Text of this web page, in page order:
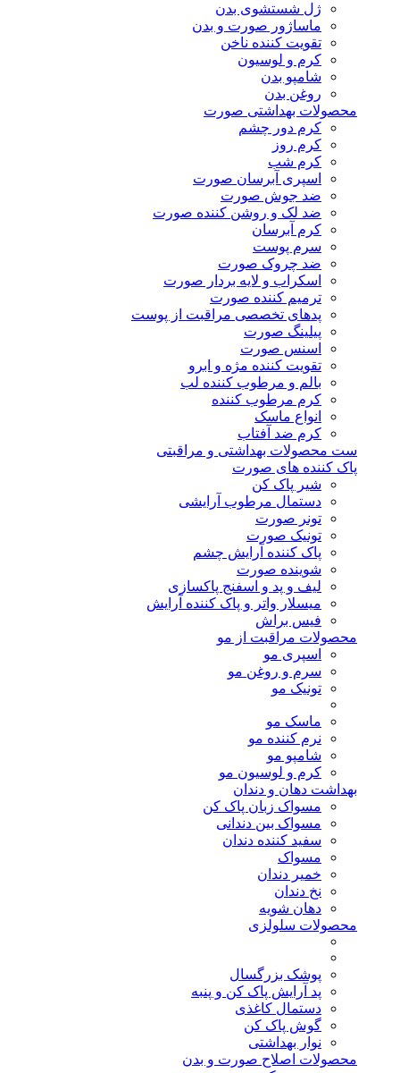
ژل شستشوی بدن
ماساژور صورت و بدن
تقویت کننده ناخن
کرم و لوسیون
شامپو بدن
روغن بدن
محصولات بهداشتی صورت
کرم دور چشم
کرم روز
کرم شب
اسپری آبرسان صورت
ضد جوش صورت
ضد لک و روشن کننده صورت
کرم آبرسان
سرم پوست
ضد چروک صورت
اسکراب و لایه بردار صورت
ترمیم کننده صورت
پدهای تخصصی مراقبت از پوست
پیلینگ صورت
اسنس صورت
تقویت کننده مژه و ابرو
بالم و مرطوب کننده لب
کرم مرطوب کننده
انواع ماسک
کرم ضد آفتاب
ست محصولات بهداشتی و مراقبتی
پاک کننده های صورت
شیر پاک کن
دستمال مرطوب آرایشی
تونر صورت
تونیک صورت
پاک کننده آرایش چشم
شوینده صورت
لیف و پد و اسفنج پاکسازی
میسلار واتر و پاک کننده آرایش
فیس براش
محصولات مراقبت از مو
اسپری مو
سرم و روغن مو
تونیک مو
ماسک مو
نرم کننده مو
شامپو مو
کرم و لوسیون مو
بهداشت دهان و دندان
مسواک زبان پاک کن
مسواک بین دندانی
سفید کننده دندان
مسواک
خمیر دندان
نخ دندان
دهان شویه
محصولات سلولزی
پوشک بزرگسال
پد آرایش پاک کن و پنبه
دستمال کاغذی
گوش پاک کن
نوار بهداشتی
محصولات اصلاح صورت و بدن